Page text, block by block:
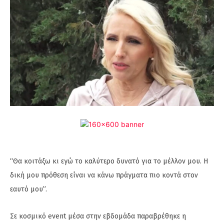
“Θα κοιτάξω κι εγώ το καλύτερο δυνατό για το μέλλον μου. Η
δική μου πρόθεση είναι να κάνω πράγματα πιο κοντά στον
εαυτό μου”.
Σε κοσμικό event μέσα στην εβδομάδα παραβρέθηκε η